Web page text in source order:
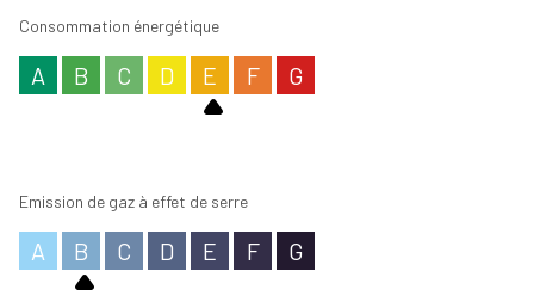
Consommation énergétique
A B C D E F G
Emission de gaz à effet de serre
A B C D E F G